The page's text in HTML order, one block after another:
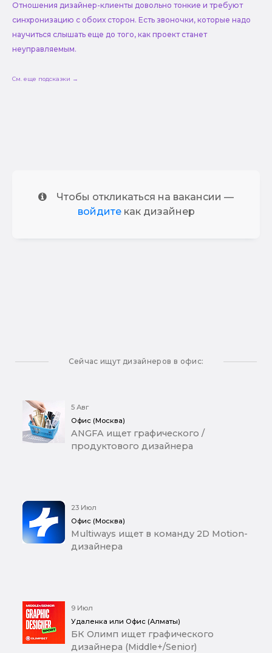
Отношения дизайнер-клиенты довольно тонкие и требуют
синхронизацию с обоих сторон. Есть звоночки, которые надо
научиться слышать еще до того, как проект станет
неуправляемым.
См. еще подсказки →
Чтобы откликаться на вакансии —
войдитекак дизайнер
Сейчас ищут дизайнеров в офис:
5 Авг
Офис (Москва)
ANGFA ищет графического /
продуктового дизайнера
23 Июл
Офис (Москва)
Multiways ищет в команду 2D Motion-
дизайнера
9 Июл
Удаленка или Офис (Алматы)
БК Олимп ищет графического
дизайнера (Middle+/Senior)